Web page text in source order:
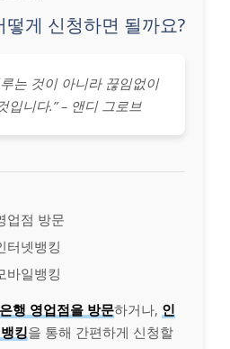
떻게 신청하면 될까요?
는 것이 아니라 끊임없이
입니다.” – 앤디 그로브
업점 방문
터넷뱅킹
바일뱅킹
행 영업점을 방문하거나, 인
킹을 통해 간편하게 신청할